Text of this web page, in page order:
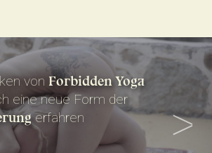
von Forbidden Yoga
eine neue Form der
erfahren
heiligen Praktiken
Yoga